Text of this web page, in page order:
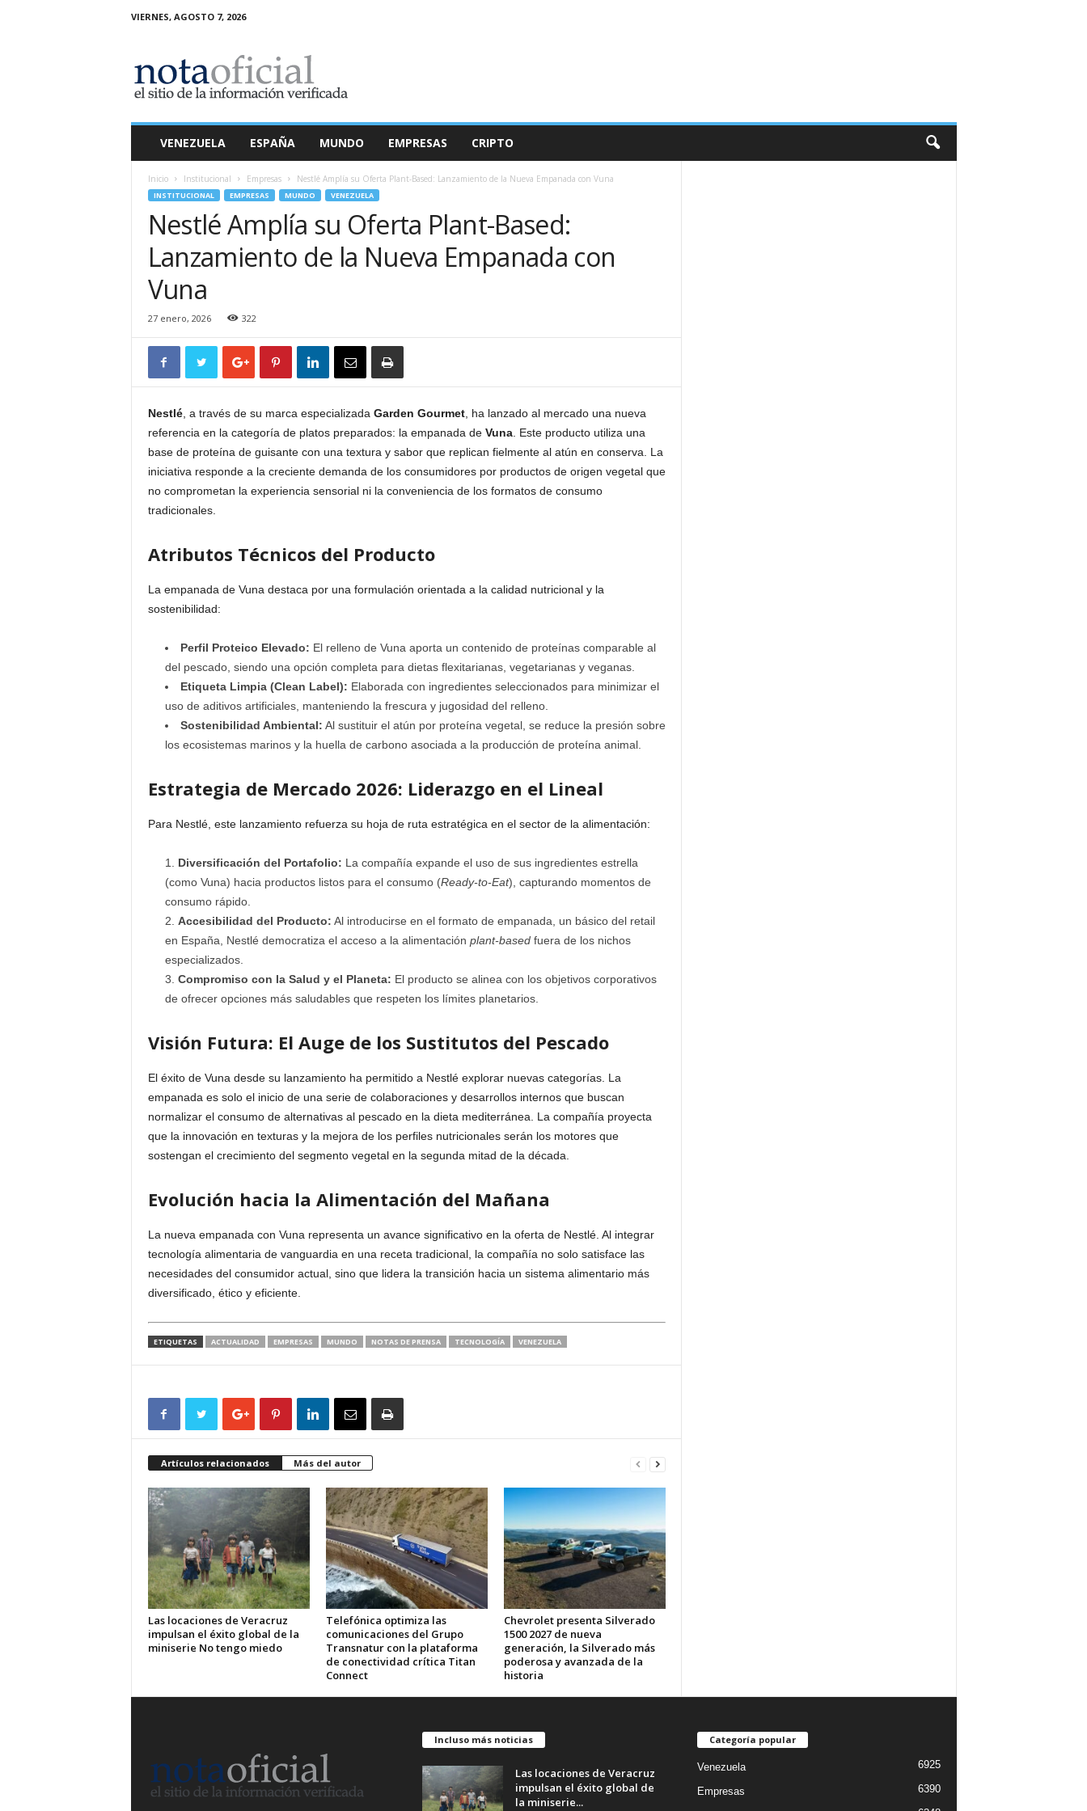
VIERNES, AGOSTO 7, 2026
a
O
VENEZUELA ESPAÑA MUNDO EMPRESAS CRIPTO
Inicio Institucional Empresas Nestlé Amplía su Oferta Plant-Based: Lanzamiento de la Nueva Empanada con Vuna
INSTITUCIONAL EMPRESAS MUNDO VENEZUELA
Nestlé Amplía su Oferta Plant-Based:
Lanzamiento de la Nueva Empanada con
Vuna
27 enero, 2026 322
Nestlé, a través de su marca especializada Garden Gourmet, ha lanzado al mercado una nueva
referencia en la categoría de platos preparados: la empanada de Vuna. Este producto utiliza una
base de proteína de guisante con una textura y sabor que replican fielmente al atún en conserva. La
iniciativa responde a la creciente demanda de los consumidores por productos de origen vegetal que
no comprometan la experiencia sensorial ni la conveniencia de los formatos de consumo
tradicionales.
Atributos Técnicos del Producto
La empanada de Vuna destaca por una formulación orientada a la calidad nutricional y la
sostenibilidad:
Perfil Proteico Elevado: El relleno de Vuna aporta un contenido de proteínas comparable al
del pescado, siendo una opción completa para dietas flexitarianas, vegetarianas y veganas.
Etiqueta Limpia (Clean Label): Elaborada con ingredientes seleccionados para minimizar el
uso de aditivos artificiales, manteniendo la frescura y jugosidad del relleno.
Sostenibilidad Ambiental: Al sustituir el atún por proteína vegetal, se reduce la presión sobre
los ecosistemas marinos y la huella de carbono asociada a la producción de proteína animal.
Estrategia de Mercado 2026: Liderazgo en el Lineal
Para Nestlé, este lanzamiento refuerza su hoja de ruta estratégica en el sector de la alimentación:
Diversificación del Portafolio: La compañía expande el uso de sus ingredientes estrella
(como Vuna) hacia productos listos para el consumo (Ready-to-Eat), capturando momentos de
consumo rápido.
Accesibilidad del Producto: Al introducirse en el formato de empanada, un básico del retail
en España, Nestlé democratiza el acceso a la alimentación plant-basedfuera de los nichos
especializados.
Compromiso con la Salud y el Planeta: El producto se alinea con los objetivos corporativos
de ofrecer opciones más saludables que respeten los límites planetarios.
Visión Futura: El Auge de los Sustitutos del Pescado
El éxito de Vuna desde su lanzamiento ha permitido a Nestlé explorar nuevas categorías. La
empanada es solo el inicio de una serie de colaboraciones y desarrollos internos que buscan
normalizar el consumo de alternativas al pescado en la dieta mediterránea. La compañía proyecta
que la innovación en texturas y la mejora de los perfiles nutricionales serán los motores que
sostengan el crecimiento del segmento vegetal en la segunda mitad de la década.
Evolución hacia la Alimentación del Mañana
La nueva empanada con Vuna representa un avance significativo en la oferta de Nestlé. Al integrar
tecnología alimentaria de vanguardia en una receta tradicional, la compañía no solo satisface las
necesidades del consumidor actual, sino que lidera la transición hacia un sistema alimentario más
diversificado, ético y eficiente.
ETIQUETAS ACTUALIDAD EMPRESAS MUNDO NOTAS DE PRENSA TECNOLOGÍA VENEZUELA
Artículos relacionados Más del autor
Las locaciones de Veracruz
impulsan el éxito global de la
miniserie No tengo miedo
Telefónica optimiza las
comunicaciones del Grupo
Transnatur con la plataforma
de conectividad crítica Titan
Connect
Chevrolet presenta Silverado
1500 2027 de nueva
generación, la Silverado más
poderosa y avanzada de la
historia
Incluso más noticias
Las locaciones de Veracruz
impulsan el éxito global de
la miniserie...
Categoría popular
Venezuela 6925
Empresas 6390